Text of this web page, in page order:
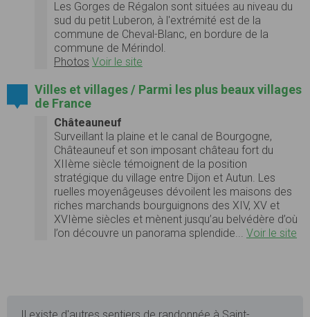
Les Gorges de Régalon sont situées au niveau du
sud du petit Luberon, à l'extrémité est de la
commune de Cheval-Blanc, en bordure de la
commune de Mérindol.
Photos Voir le site
Villes et villages / Parmi les plus beaux villages
de France
Châteauneuf
Surveillant la plaine et le canal de Bourgogne,
Châteauneuf et son imposant château fort du
XIIème siècle témoignent de la position
stratégique du village entre Dijon et Autun. Les
ruelles moyenâgeuses dévoilent les maisons des
riches marchands bourguignons des XIV, XV et
XVIème siècles et mènent jusqu’au belvédère d’où
l’on découvre un panorama splendide... Voir le site
Il existe d'autres sentiers de randonnée à Saint-